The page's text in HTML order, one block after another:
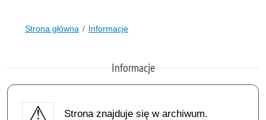
Strona główna Informacje
Informacje
Strona znajduje się w archiwum.